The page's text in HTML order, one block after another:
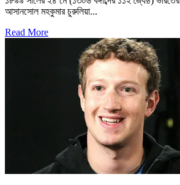
আসানসোল মহকুমার চুরুলিয়া...
Read More